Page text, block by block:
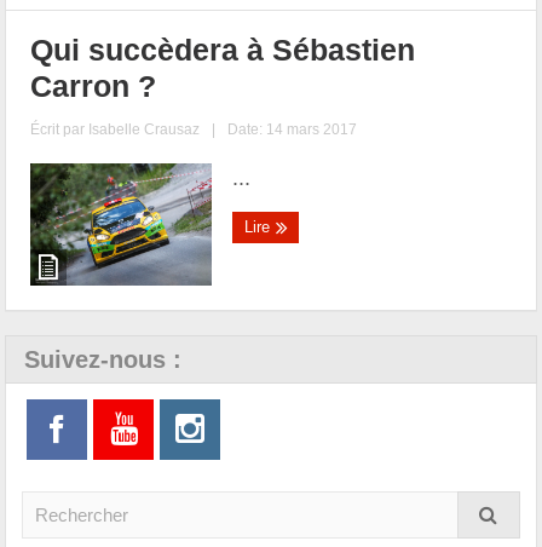
Qui succèdera à Sébastien
Carron ?
Écrit par Isabelle Crausaz | Date: 14 mars 2017
...
Lire
Suivez-nous :